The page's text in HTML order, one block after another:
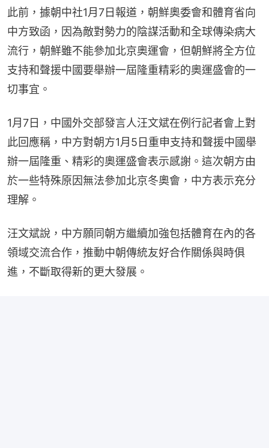
此前，據朝中社1月7日報道，朝鮮奧委會和體育省向
中方致函，因為敵對勢力的陰謀活動和全球傳染病大
流行，朝鮮雖不能參加北京奧運會，但朝鮮將全方位
支持和聲援中國要舉辦一屆隆重精彩的奧運盛會的一
切事宜。
1月7日，中國外交部發言人汪文斌在例行記者會上對
此回應稱，中方對朝方1月5日重申支持和聲援中國舉
辦一屆隆重、精彩的奧運盛會表示感謝。這次朝方由
於一些特殊原因無法參加北京冬奧會，中方表示充分
理解。
汪文斌說，中方願同朝方繼續加強包括體育在內的各
領域交流合作，推動中朝傳統友好合作關係與時俱
進，不斷取得新的更大發展。